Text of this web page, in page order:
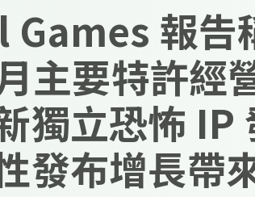
Games 報告
主要特許經
獨立恐怖 IP
發布增長帶